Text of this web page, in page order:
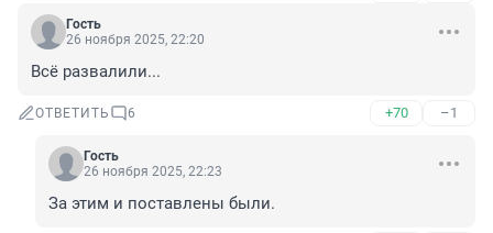
Гость
26 ноября 2025, 22:20
Всё развалили...
ОТВЕТИТЬ 6 +70 –1
Гость
26 ноября 2025, 22:23
За этим и поставлены были.